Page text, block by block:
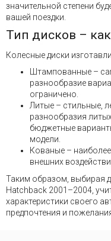
значительной степени
вашей поездки.
Тип дисков –
Колесные диски
Штампованные –
разнообразие
ограничено.
Литые – стильные,
разнообразия
бюджетные
модели.
Кованые –
внешних
Таким образом, выбирая
Hatchback 2001–2004,
характеристики своего
предпочтения и